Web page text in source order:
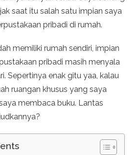
saat itu salah satu impian saya
pribadi di rumah.
memiliki rumah sendiri, impian
pribadi masih menyala
Sepertinya enak gitu yaa, kalau
ruangan khusus yang saya
membaca buku. Lantas